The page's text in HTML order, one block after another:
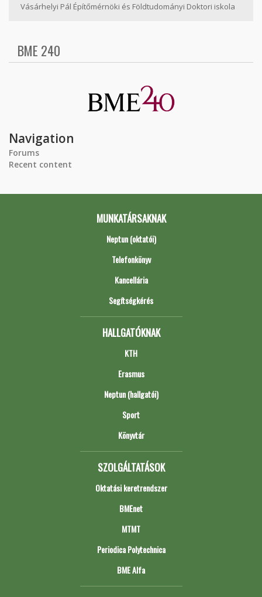
Vásárhelyi Pál Építőmérnöki és Földtudományi Doktori iskola
BME 240
Navigation
Forums
Recent content
MUNKATÁRSAKNAK
Neptun (oktatói)
Telefonkönyv
Kancellária
Segítségkérés
HALLGATÓKNAK
KTH
Erasmus
Neptun (hallgatói)
Sport
Könyvtár
SZOLGÁLTATÁSOK
Oktatási keretrendszer
BMEnet
MTMT
Periodica Polytechnica
BME Alfa